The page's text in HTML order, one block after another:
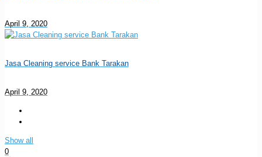
April 9, 2020
Jasa Cleaning service Bank Tarakan
April 9, 2020
Show all
0